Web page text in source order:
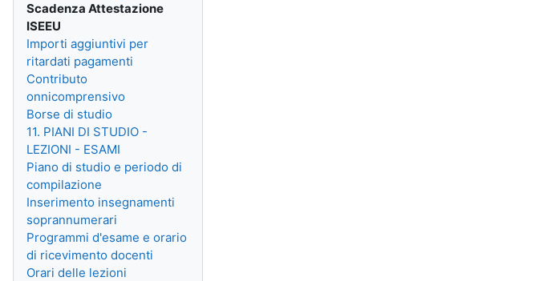
Scadenza Attestazione
ISEEU
Importi aggiuntivi per
ritardati pagamenti
Contributo
onnicomprensivo
Borse di studio
11. PIANI DI STUDIO -
LEZIONI - ESAMI
Piano di studio e periodo di
compilazione
Inserimento insegnamenti
soprannumerari
Programmi d'esame e orario
di ricevimento docenti
Orari delle lezioni